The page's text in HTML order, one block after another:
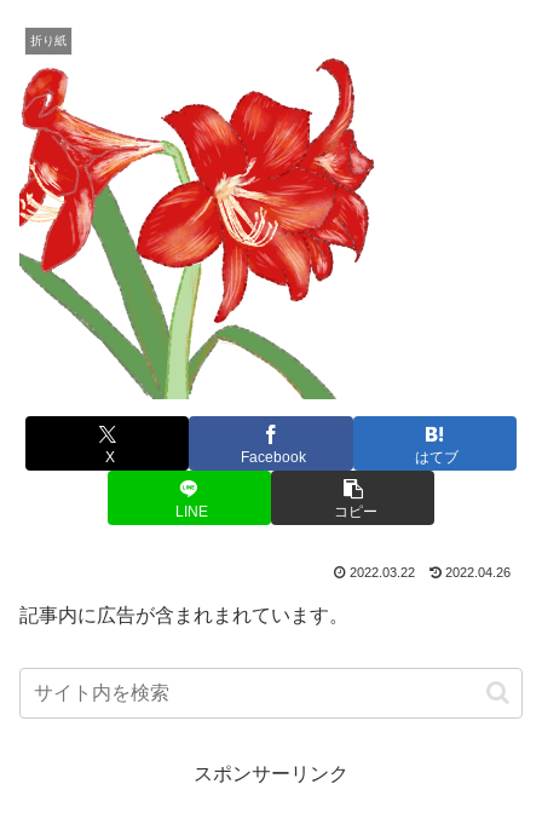
折り紙
X Facebook はてブ
LINE コピー
2022.03.22 2022.04.26
記事内に広告が含まれまれています。
スポンサーリンク